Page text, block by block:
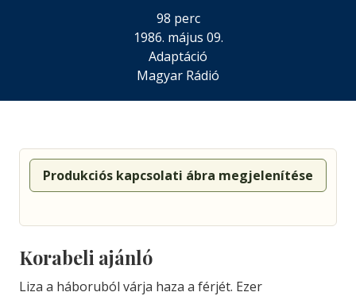
98 perc
1986. május 09.
Adaptáció
Magyar Rádió
Produkciós kapcsolati ábra megjelenítése
Korabeli ajánló
Liza a háboruból várja haza a férjét. Ezer